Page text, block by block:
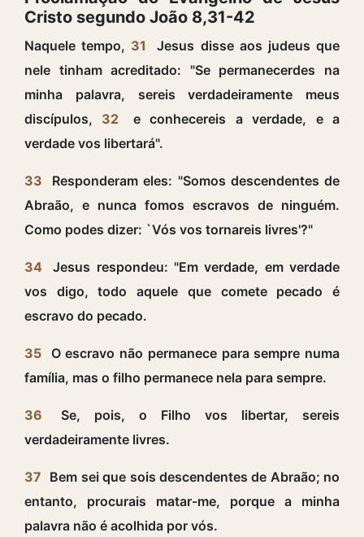
Cristo segundo João 8,31-42
Naquele tempo, 31
Jesus disse aos judeus que
nele tinham acreditado: "Se permanecerdes na
minha palavra, sereis verdadeiramente meus
discípulos, 32
e conhecereis a verdade, e a
verdade vos libertará".
33
Responderam eles: "Somos descendentes de
Abraão, e nunca fomos escravos de ninguém.
Como podes dizer: `Vós vos tornareis livres'?"
34
Jesus respondeu: "Em verdade, em verdade
vos digo, todo aquele que comete pecado é
escravo do pecado.
35
O escravo não permanece para sempre numa
família, mas o filho permanece nela para sempre.
36
Se, pois, o Filho vos libertar, sereis
verdadeiramente livres.
37 Bem sei que sois descendentes de Abraão; no
entanto, procurais matar-me, porque a minha
palavra não é acolhida por vós.